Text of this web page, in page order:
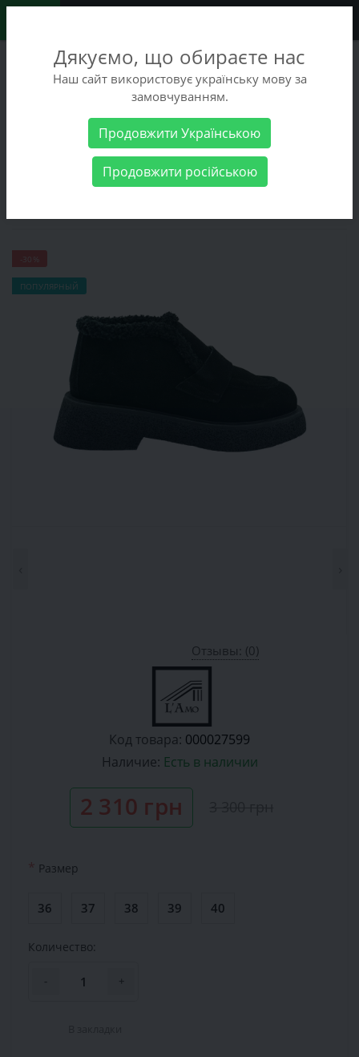
+38 (068) 486-90-09
+38 (093) 486-90-09
Женские товары Женская обувь
Ботинки L`amo 25-
ПОПУЛЯРНЫЙ
Отзывы: (0)
Код товара: 000027599
Наличие: Есть в наличии
2 310 грн
* Размер
36 37 38 39 40
Количество:
- +
Дякуємо, що обираєте нас
Наш сайт використовує українську мову за
замовчуванням.
Продовжити Українською
Продовжити російською